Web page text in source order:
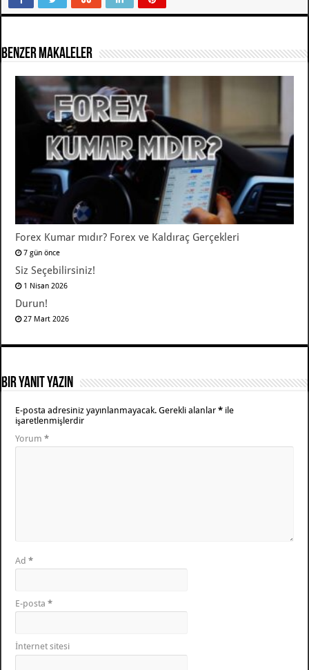
Benzer Makaleler
Forex Kumar mıdır? Forex ve Kaldıraç Gerçekleri
7 gün önce
Siz Seçebilirsiniz!
1 Nisan 2026
Durun!
27 Mart 2026
Bir yanıt yazın
E-posta adresiniz yayınlanmayacak. Gerekli alanlar* ile
işaretlenmişlerdir
Yorum*
Ad*
E-posta*
İnternet sitesi